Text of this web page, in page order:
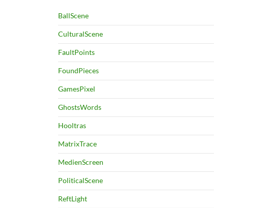
BallScene
CulturalScene
FaultPoints
FoundPieces
GamesPixel
GhostsWords
Hooltras
MatrixTrace
MedienScreen
PoliticalScene
ReftLight